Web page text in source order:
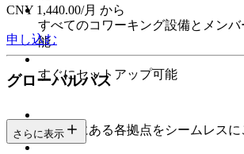
すべてのコワーキング設備とメン
能
すぐにセットアップ可能
CNY 1,440.00/月 から
申し込む
グローバルパス
世界中にある各拠点をシームレス
さらに表示